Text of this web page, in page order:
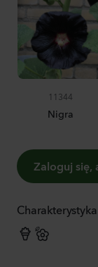
11344
Nigra
Zaloguj się,
Charakterystyka